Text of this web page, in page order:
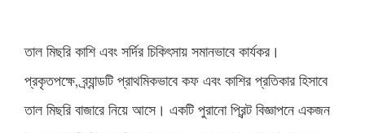
তাল মিছরি কাশি এবং সর্দির চিকিৎসায় সমানভাবে কার্যকর।
প্রকৃতপক্ষে, ব্র্যান্ডটি প্রাথমিকভাবে কফ এবং কাশির প্রতিকার হিসাবে
তাল মিছরি বাজারে নিয়ে আসে। একটি পুরানো প্রিন্ট বিজ্ঞাপনে একজন